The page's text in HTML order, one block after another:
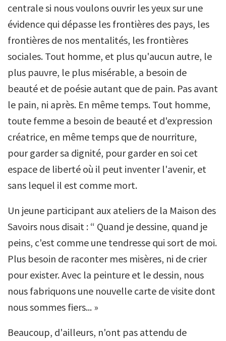
centrale si nous voulons ouvrir les yeux sur une
évidence qui dépasse les frontières des pays, les
frontières de nos mentalités, les frontières
sociales. Tout homme, et plus qu'aucun autre, le
plus pauvre, le plus misérable, a besoin de
beauté et de poésie autant que de pain. Pas avant
le pain, ni après. En même temps. Tout homme,
toute femme a besoin de beauté et d'expression
créatrice, en même temps que de nourriture,
pour garder sa dignité, pour garder en soi cet
espace de liberté où il peut inventer l'avenir, et
sans lequel il est comme mort.
Un jeune participant aux ateliers de la Maison des
Savoirs nous disait : “ Quand je dessine, quand je
peins, c'est comme une tendresse qui sort de moi.
Plus besoin de raconter mes misères, ni de crier
pour exister. Avec la peinture et le dessin, nous
nous fabriquons une nouvelle carte de visite dont
nous sommes fiers... »
Beaucoup, d'ailleurs, n'ont pas attendu de